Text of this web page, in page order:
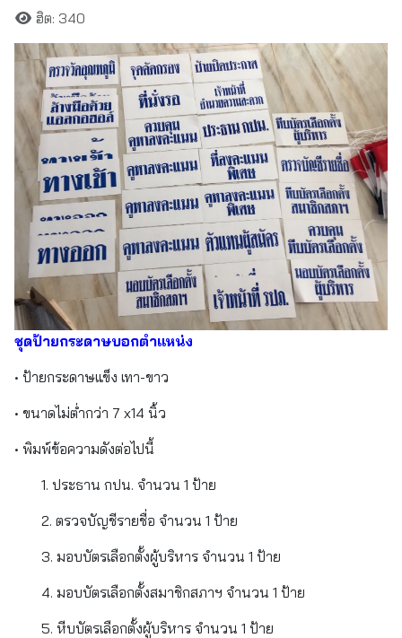
ฮิต: 340
ชุดป้ายกระดาษบอกตำแหน่ง
• ป้ายกระดาษแข็ง เทา-ขาว
• ขนาดไม่ต่ำกว่า 7 x14 นิ้ว
• พิมพ์ข้อความดังต่อไปนี้
1. ประธาน กปน. จำนวน 1 ป้าย
2. ตรวจบัญชีรายชื่อ จำนวน 1 ป้าย
3. มอบบัตรเลือกตั้งผู้บริหาร จำนวน 1 ป้าย
4. มอบบัตรเลือกตั้งสมาชิกสภาฯ จำนวน 1 ป้าย
5. หีบบัตรเลือกตั้งผู้บริหาร จำนวน 1 ป้าย